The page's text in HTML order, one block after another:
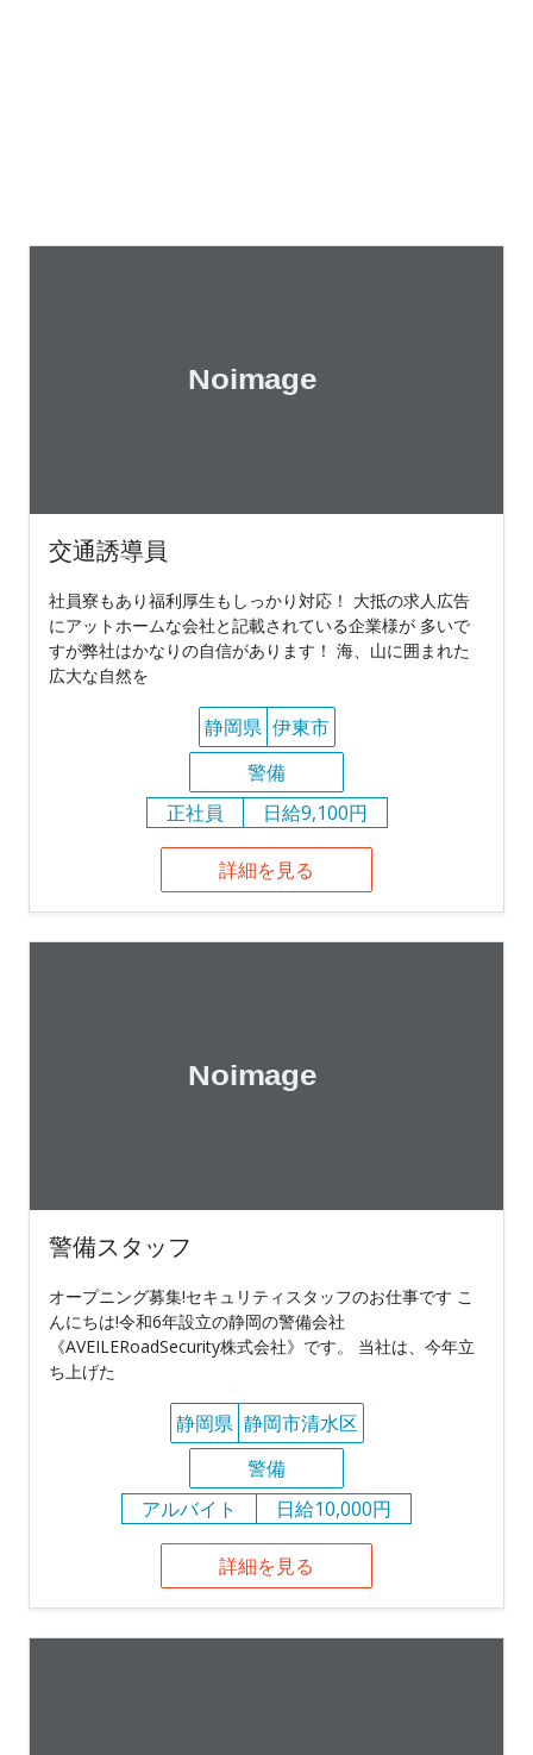
交通誘導員
社員寮もあり福利厚生もしっかり対応！ 大抵の求人広告
にアットホームな会社と記載されている企業様が 多いで
すが弊社はかなりの自信があります！ 海、山に囲まれた
広大な自然を
静岡県 伊東市
警備
正社員
日給9,100円
詳細を見る
警備スタッフ
オープニング募集!セキュリティスタッフのお仕事です こ
んにちは!令和6年設立の静岡の警備会社
《AVEILERoadSecurity株式会社》です。 当社は、今年立
ち上げた
静岡県 静岡市清水区
警備
アルバイト
日給10,000円
詳細を見る